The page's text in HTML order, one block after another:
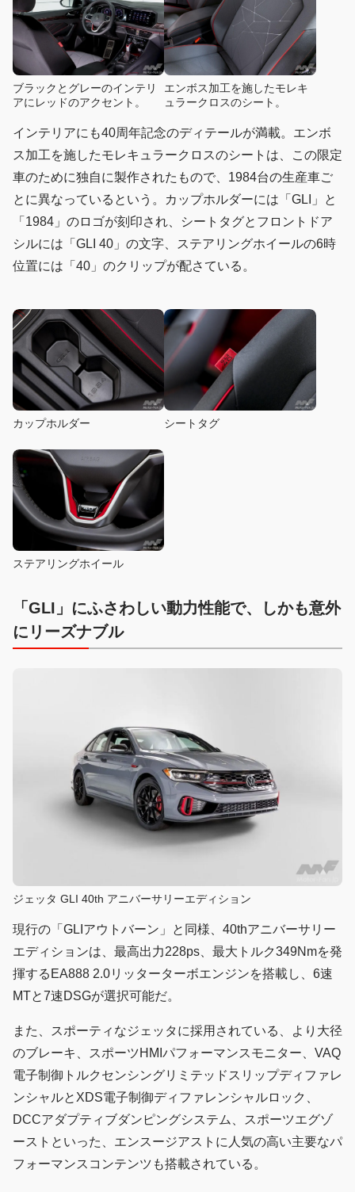
ブラックとグレーのインテリ
アにレッドのアクセント。
エンボス加工を施したモレキ
ュラークロスのシート。
インテリアにも40周年記念のディテールが満載。エンボ
ス加工を施したモレキュラークロスのシートは、この限定
車のために独自に製作されたもので、1984台の生産車ご
とに異なっているという。カップホルダーには「GLI」と
「1984」のロゴが刻印され、シートタグとフロントドア
シルには「GLI 40」の文字、ステアリングホイールの6時
位置には「40」のクリップが配さている。
カップホルダー シートタグ
ステアリングホイール
「GLI」にふさわしい動力性能で、しかも意外
にリーズナブル
ジェッタ GLI 40th アニバーサリーエディション
現行の「GLIアウトバーン」と同様、40thアニバーサリー
エディションは、最高出力228ps、最大トルク349Nmを発
揮するEA888 2.0リッターターボエンジンを搭載し、6速
MTと7速DSGが選択可能だ。
また、スポーティなジェッタに採用されている、より大径
のブレーキ、スポーツHMIパフォーマンスモニター、VAQ
電子制御トルクセンシングリミテッドスリップディファレ
ンシャルとXDS電子制御ディファレンシャルロック、
DCCアダプティブダンピングシステム、スポーツエグゾ
ーストといった、エンスージアストに人気の高い主要なパ
フォーマンスコンテンツも搭載されている。